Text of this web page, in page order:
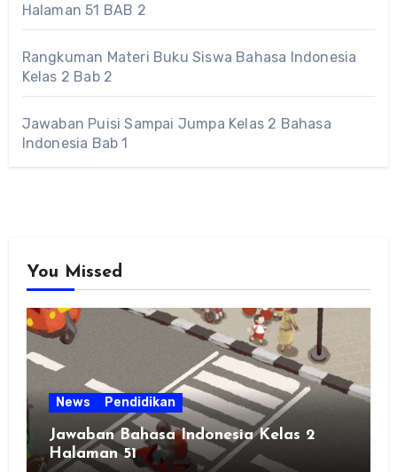
Halaman 51 BAB 2
Rangkuman Materi Buku Siswa Bahasa Indonesia
Kelas 2 Bab 2
Jawaban Puisi Sampai Jumpa Kelas 2 Bahasa
Indonesia Bab 1
You Missed
News Pendidikan
Jawaban Bahasa Indonesia Kelas 2
Halaman 51